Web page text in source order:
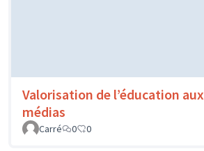
Valorisation de l’éducation aux
médias
Carré
0 0